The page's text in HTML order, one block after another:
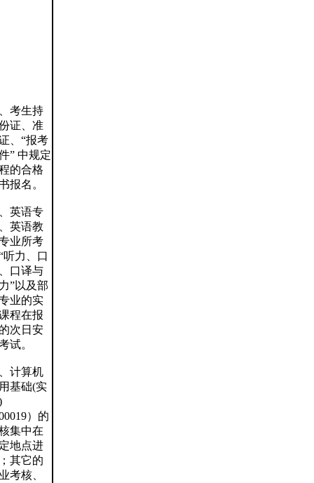
考生持
证、准
、“报考
” 中规定
的合格
报名。
英语专
英语教
业所考
听力、口
口译与
”以及部
业的实
程在报
次日安
试。
计算机
基础(实
）的
集中在
地点进
其它的
考核、